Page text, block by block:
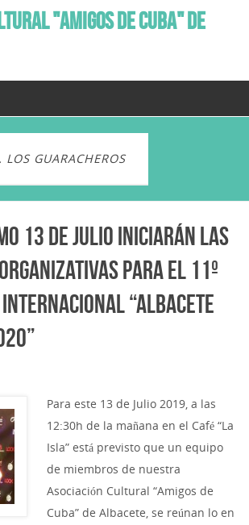
"AMIGOS DE CUBA" DE
LOS GUARACHEROS
13 de Julio iniciarán las
para el 11º
“Albacete
Para este 13 de Julio 2019, a las
12:30h de la mañana en el Café “La
Isla” está previsto que un equipo
de miembros de nuestra
Asociación Cultural “Amigos de
Cuba” de Albacete, se reúnan lo en